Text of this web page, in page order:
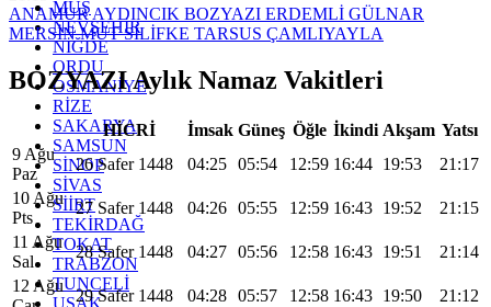
MUŞ
NEVŞEHİR
NİĞDE
ORDU
OSMANİYE
RİZE
SAKARYA
SAMSUN
SİNOP
SİVAS
SİİRT
TEKİRDAĞ
TOKAT
TRABZON
TUNCELİ
UŞAK
ANAMURAYDINCIK BOZYAZI ERDEMLİ GÜLNAR
MERSİNMUTSİLİFKE TARSUS ÇAMLIYAYLA
BOZYAZI Aylık Namaz Vakitleri
HİCRİ İmsak Güneş Öğle İkindi Akşam Yatsı
9 Ağu
Paz
26 Safer 1448 04:25 05:54 12:59 16:44 19:53
21:17
10 Ağu
Pts
27 Safer 1448 04:26 05:55 12:59 16:43 19:52
21:15
11 Ağu
Sal
28 Safer 1448 04:27 05:56 12:58 16:43 19:51
21:14
12 Ağu
29 Safer 1448 04:28 05:57 12:58 16:43 19:50
21:12